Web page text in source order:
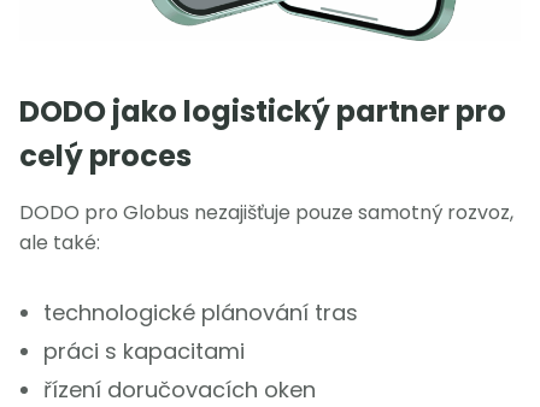
DODO jako logistický partner pro
celý proces
DODO pro Globus nezajišťuje pouze samotný rozvoz,
ale také:
technologické plánování tras
práci s kapacitami
řízení doručovacích oken